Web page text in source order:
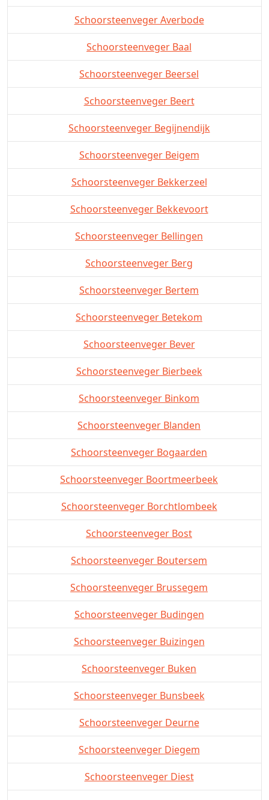
Schoorsteenveger Averbode
Schoorsteenveger Baal
Schoorsteenveger Beersel
Schoorsteenveger Beert
Schoorsteenveger Begijnendijk
Schoorsteenveger Beigem
Schoorsteenveger Bekkerzeel
Schoorsteenveger Bekkevoort
Schoorsteenveger Bellingen
Schoorsteenveger Berg
Schoorsteenveger Bertem
Schoorsteenveger Betekom
Schoorsteenveger Bever
Schoorsteenveger Bierbeek
Schoorsteenveger Binkom
Schoorsteenveger Blanden
Schoorsteenveger Bogaarden
Schoorsteenveger Boortmeerbeek
Schoorsteenveger Borchtlombeek
Schoorsteenveger Bost
Schoorsteenveger Boutersem
Schoorsteenveger Brussegem
Schoorsteenveger Budingen
Schoorsteenveger Buizingen
Schoorsteenveger Buken
Schoorsteenveger Bunsbeek
Schoorsteenveger Deurne
Schoorsteenveger Diegem
Schoorsteenveger Diest